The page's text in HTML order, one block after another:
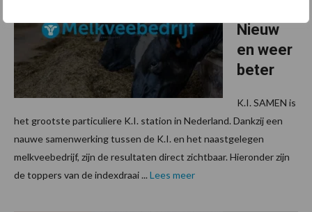
Nieuw
en weer
beter
K.I. SAMEN is
het grootste particuliere K.I. station in Nederland. Dankzij een
nauwe samenwerking tussen de K.I. en het naastgelegen
melkveebedrijf, zijn de resultaten direct zichtbaar. Hieronder zijn
de toppers van de indexdraai ... Lees meer